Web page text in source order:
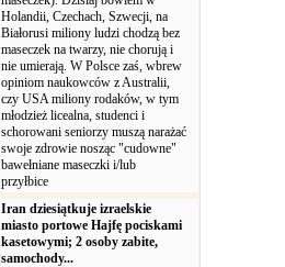
Holandii, Czechach, Szwecji, na
Białorusi miliony ludzi chodzą bez
maseczek na twarzy, nie chorują i
nie umierają. W Polsce zaś, wbrew
opiniom naukowców z Australii,
czy USA miliony rodaków, w tym
młodzież licealna, studenci i
schorowani seniorzy muszą narażać
swoje zdrowie nosząc "cudowne"
bawełniane maseczki i/lub
przyłbice
Iran dziesiątkuje izraelskie
miasto portowe Hajfę pociskami
kasetowymi; 2 osoby zabite,
samochody...